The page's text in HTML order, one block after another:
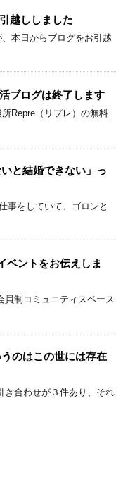
越ししました
本日からブログをお引越
ブログは終了します
Repre（リプレ）の無料
と結婚できない」っ
をしていて、ゴロンと
ベントをお伝えしま
員制コミュニティスペース
うのはこの世には存在
き合わせが３件あり、それ